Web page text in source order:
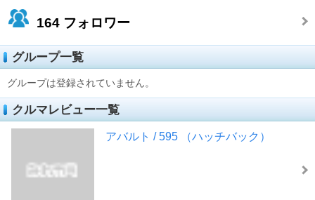
164 フォロワー
グループ一覧
グループは登録されていません。
クルマレビュー一覧
アバルト / 595 （ハッチバック）